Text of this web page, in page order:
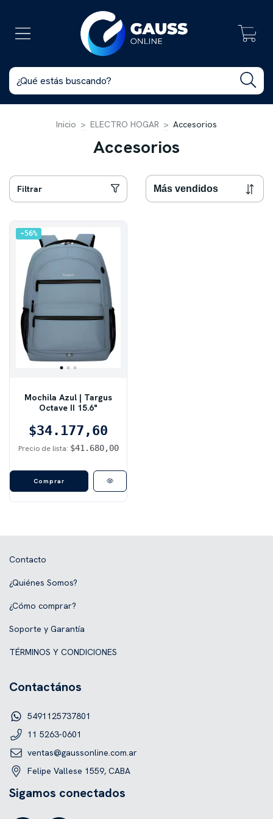
Inicio > ELECTRO HOGAR > Accesorios
Accesorios
Filtrar
56%
Mochila Azul | Targus
Octave II 15.6"
$34.177,60
Precio de lista: $41.680,00
Contacto
¿Quiénes Somos?
¿Cómo comprar?
Soporte y Garantía
TÉRMINOS Y CONDICIONES
Contactános
5491125737801
11 5263-0601
ventas@gaussonline.com.ar
Felipe Vallese 1559, CABA
Sigamos conectados